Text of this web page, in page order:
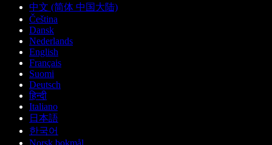
中文 (简体 中国大陆)
Čeština
Dansk
Nederlands
English
Français
Suomi
Deutsch
हिन्दी
Italiano
日本語
한국어
Norsk bokmål